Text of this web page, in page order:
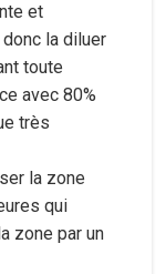
et
la diluer
toute
avec 80%
très
la zone
qui
zone par un